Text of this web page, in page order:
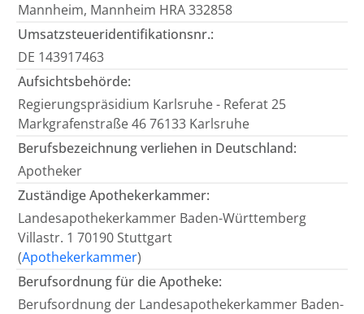
Mannheim, Mannheim HRA 332858
Umsatzsteueridentifikationsnr.:
DE 143917463
Aufsichtsbehörde:
Regierungspräsidium Karlsruhe - Referat 25
Markgrafenstraße 46 76133 Karlsruhe
Berufsbezeichnung verliehen in Deutschland:
Apotheker
Zuständige Apothekerkammer:
Landesapothekerkammer Baden-Württemberg
Villastr. 1 70190 Stuttgart
(Apothekerkammer)
Berufsordnung für die Apotheke:
Berufsordnung der Landesapothekerkammer Baden-